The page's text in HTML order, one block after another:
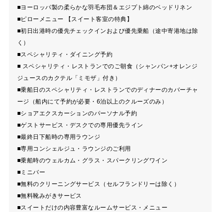
■ヨーロッパ製の柔らかな羽毛布団＆エジプト綿のベッドリネン
■ピローメニュー 【スイート客室の特典】
■初日出港時の優先チェックインおよび優先乗船（途中寄港地は除
く）
■スペシャリティ・ダイニング予約
■ スペシャリティ・レストランでのご朝食（シャンパン+オレンジ
ジュースのカクテル「ミモザ」付き）
■乗船日のスペシャリティ・レストランでのディナーのカバーチャ
ージ（船内にて予約が必要・6泊以上のクルーズのみ）
■ショアエクスカーションのパーソナル予約
■ゲストサービス・デスクでの専用優先ライン
■最終日下船時の専用ラウンジ
■専用コンシェルジュ・ラウンジのご利用
■乗船時のウェルカム・グラス・スパークリングワイン
■ミニバー
■無料のクリーニングサービス（セルフランドリーは除く）
■無料靴みがきサービス
■スイートだけの内容豊富なルームサービス・メニュー